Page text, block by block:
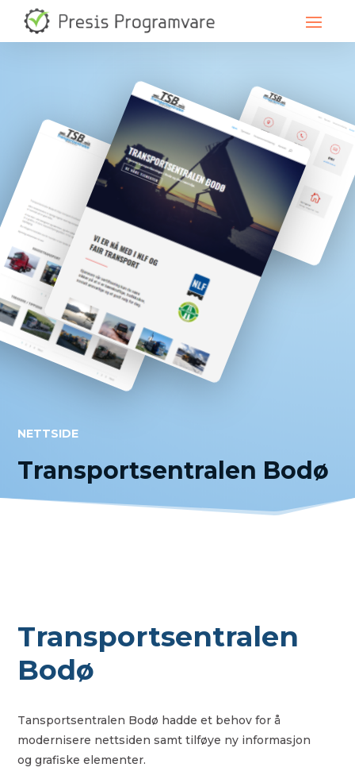
NETTSIDE
Transportsentralen Bodø
Transportsentralen
Bodø
Tansportsentralen Bodø hadde et behov for å
modernisere nettsiden samt tilføye ny informasjon
og grafiske elementer.